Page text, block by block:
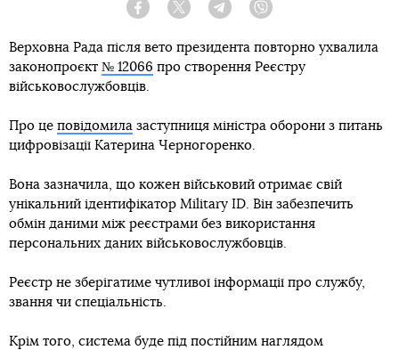
Facebook Twitter Telegram
Верховна Рада після вето президента повторно ухвалила
законопроєкт № 12066 про створення Реєстру
військовослужбовців.
Про це повідомила заступниця міністра оборони з питань
цифровізації Катерина Черногоренко.
Вона зазначила, що кожен військовий отримає свій
унікальний ідентифікатор Military ID. Він забезпечить
обмін даними між реєстрами без використання
персональних даних військовослужбовців.
Реєстр не зберігатиме чутливої інформації про службу,
звання чи спеціальність.
Крім того, система буде під постійним наглядом